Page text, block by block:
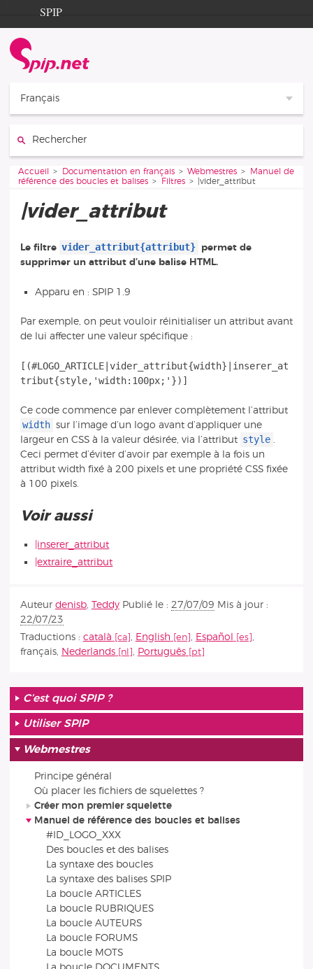
Aller au contenu
Aller à la navigation
SPIP
Documentation
Contribution
Français
Vous êtes ici :
Accueil Documentation en français Webmestres
Manuel de
référence des boucles et balises
Filtres |vider_attribut
|vider_attribut
Le filtre vider_attribut{attribut} permet de
supprimer un attribut d’une balise HTML.
Apparu en : SPIP 1.9
Par exemple, on peut vouloir réinitialiser un attribut avant
de lui affecter une valeur spécifique :
[(#LOGO_ARTICLE|vider_attribut{width}|inserer_at
Ce code commence par enlever complètement l’attribut
width sur l’image d’un logo avant d’appliquer une
largeur en CSS à la valeur désirée, via l’attribut style .
Ceci permet d’éviter d’avoir par exemple à la fois un
attribut width fixé à 200 pixels et une propriété CSS fixée
à 100 pixels.
Voir aussi
|inserer_attribut
|extraire_attribut
Auteur denisb, Teddy Publié le : 27/07/09 Mis à jour :
22/07/23
Traductions : català , English , Español
,
français, Nederlands , Português
C’est quoi SPIP ?
Utiliser SPIP
Webmestres
Principe général
Où placer les fichiers de squelettes ?
Créer mon premier squelette
Manuel de référence des boucles et balises
#ID_LOGO_XXX
Des boucles et des balises
La syntaxe des boucles
La syntaxe des balises SPIP
La boucle ARTICLES
La boucle RUBRIQUES
La boucle AUTEURS
La boucle FORUMS
La boucle MOTS